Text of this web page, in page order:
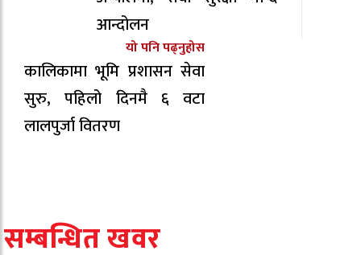
आन्दोलन
यो पनि पढ्नुहोस
कालिकामा भूमि प्रशासन सेवा
सुरु, पहिलो दिनमै ६ वटा
लालपुर्जा वितरण
सम्बन्धित खवर